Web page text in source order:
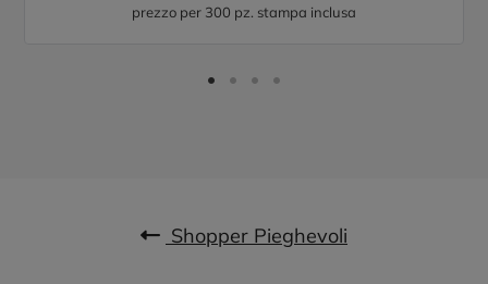
prezzo per 300 pz. stampa inclusa
Shopper Pieghevoli